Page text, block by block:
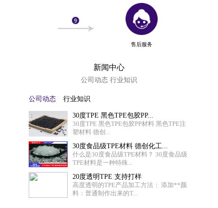
售后服务
新闻中心
公司动态 行业知识
公司动态 行业知识
30度TPE 黑色TPE包胶PP...
30度TPE 黑色TPE包胶PP材料 黑色TPE注
塑材料 德创...
30度食品级TPE材料 德创化工...
什么是30度食品级TPE材料？ 30度食品级
TPE材料是一种特殊...
20度透明TPE 支持打样
高度透明的TPE产品加工方法： 添加**颜
料：普通制作出来的T...